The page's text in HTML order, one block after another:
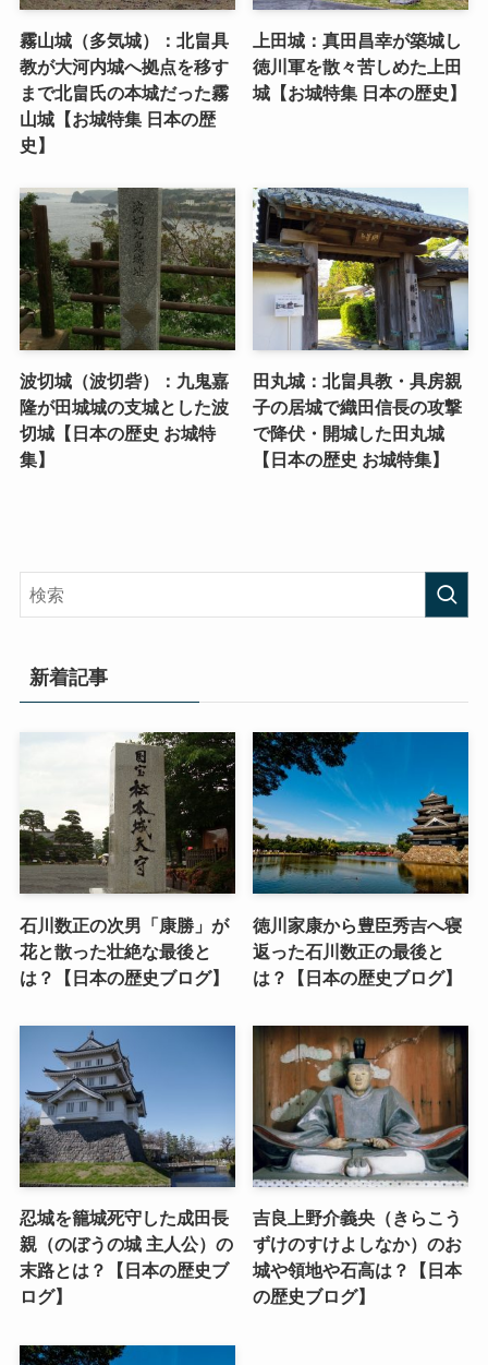
霧山城（多気城）：北畠具
教が大河内城へ拠点を移す
まで北畠氏の本城だった霧
山城【お城特集 日本の歴
史】
上田城：真田昌幸が築城し
徳川軍を散々苦しめた上田
城【お城特集 日本の歴史】
波切城（波切砦）：九鬼嘉
隆が田城城の支城とした波
切城【日本の歴史 お城特
集】
田丸城：北畠具教・具房親
子の居城で織田信長の攻撃
で降伏・開城した田丸城
【日本の歴史 お城特集】
新着記事
石川数正の次男「康勝」が
花と散った壮絶な最後と
は？【日本の歴史ブログ】
徳川家康から豊臣秀吉へ寝
返った石川数正の最後と
は？【日本の歴史ブログ】
忍城を籠城死守した成田長
親（のぼうの城 主人公）の
末路とは？【日本の歴史ブ
ログ】
吉良上野介義央（きらこう
ずけのすけよしなか）のお
城や領地や石高は？【日本
の歴史ブログ】